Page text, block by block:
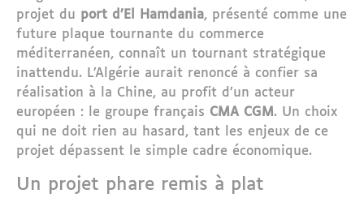
projet du port d’El Hamdania, présenté comme une
future plaque tournante du commerce
méditerranéen, connaît un tournant stratégique
inattendu. L’Algérie aurait renoncé à confier sa
réalisation à la Chine, au profit d’un acteur
européen : le groupe français CMA CGM. Un choix
qui ne doit rien au hasard, tant les enjeux de ce
projet dépassent le simple cadre économique.
Un projet phare remis à plat